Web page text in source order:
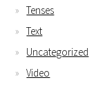
Tenses
Text
Uncategorized
Video